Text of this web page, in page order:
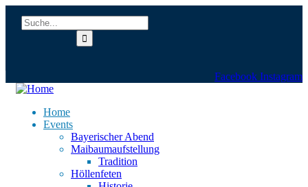
Facebook Instagram
Home
Events
Bayerischer Abend
Maibaumaufstellung
Tradition
Höllenfeten